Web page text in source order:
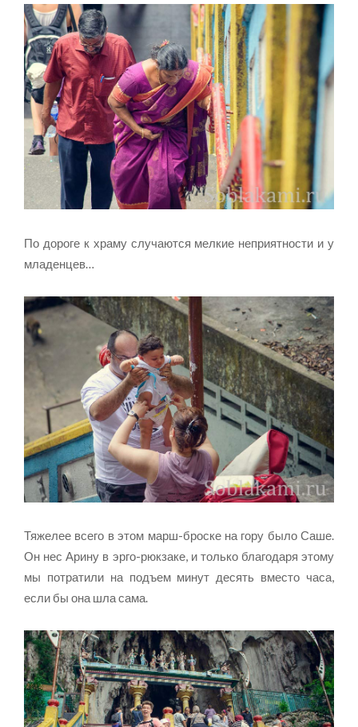
По дороге к храму случаются мелкие неприятности и у
младенцев…
Тяжелее всего в этом марш-броске на гору было Саше.
Он нес Арину в эрго-рюкзаке, и только благодаря этому
мы потратили на подъем минут десять вместо часа,
если бы она шла сама.